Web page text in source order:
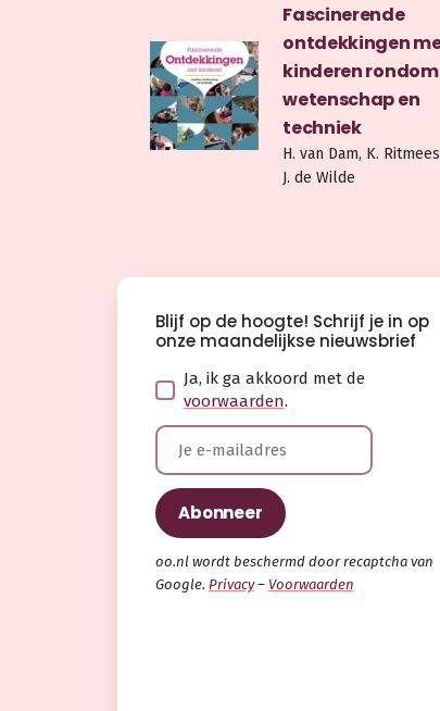
Fascinerende
ontdekkingen
kinderen rondom
wetenschap en
techniek
H. van Dam, K.
J. de Wilde
Blijf op de hoogte! Schrijf je in op
onze maandelijkse nieuwsbrief
Ja, ik ga akkoord met de
voorwaarden.
oo.nl wordt beschermd door recaptcha van
Google. Privacy– Voorwaarden